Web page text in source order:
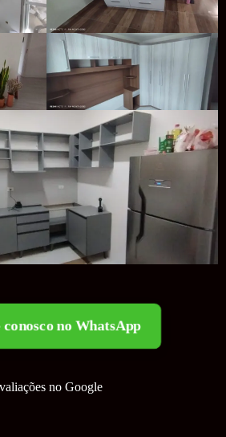
conosco no WhatsApp
no Google